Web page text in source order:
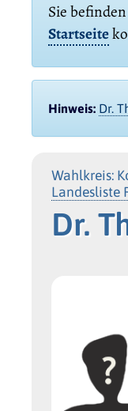
Sie
Startseite
Hinweis: Dr.
Wahlkreis:
Landesliste
Dr.